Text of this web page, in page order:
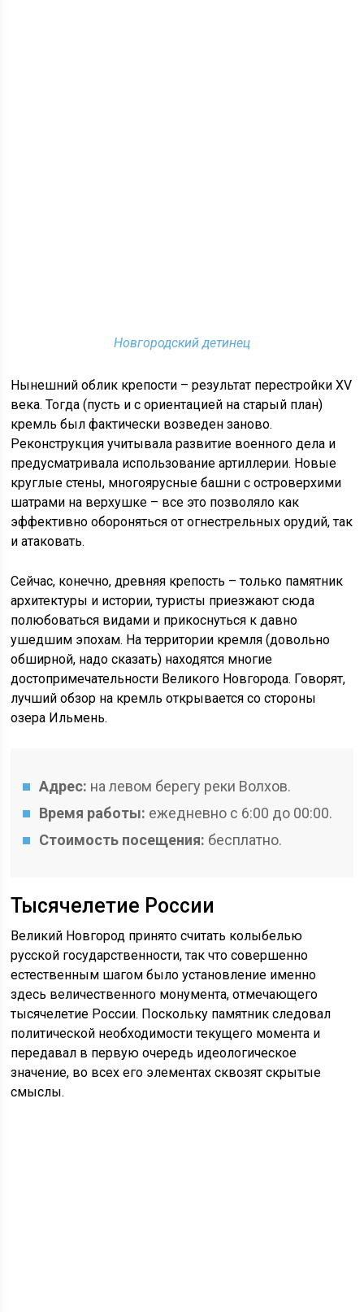
Новгородский детинец
Нынешний облик крепости – результат перестройки XV
века. Тогда (пусть и с ориентацией на старый план)
кремль был фактически возведен заново.
Реконструкция учитывала развитие военного дела и
предусматривала использование артиллерии. Новые
круглые стены, многоярусные башни с островерхими
шатрами на верхушке – все это позволяло как
эффективно обороняться от огнестрельных орудий, так
и атаковать.
Сейчас, конечно, древняя крепость – только памятник
архитектуры и истории, туристы приезжают сюда
полюбоваться видами и прикоснуться к давно
ушедшим эпохам. На территории кремля (довольно
обширной, надо сказать) находятся многие
достопримечательности Великого Новгорода. Говорят,
лучший обзор на кремль открывается со стороны
озера Ильмень.
Адрес: на левом берегу реки Волхов.
Время работы: ежедневно с 6:00 до 00:00.
Стоимость посещения: бесплатно.
Тысячелетие России
Великий Новгород принято считать колыбелью
русской государственности, так что совершенно
естественным шагом было установление именно
здесь величественного монумента, отмечающего
тысячелетие России. Поскольку памятник следовал
политической необходимости текущего момента и
передавал в первую очередь идеологическое
значение, во всех его элементах сквозят скрытые
смыслы.